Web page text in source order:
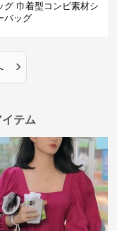
グ 巾着型コンビ素材シ
バッグ
›
テム